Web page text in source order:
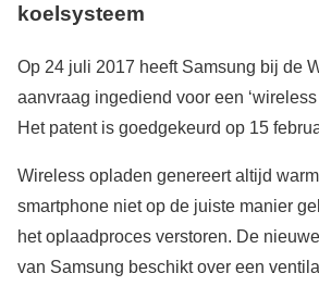
koelsysteem
Op 24 juli 2017 heeft Samsung bij de
aanvraag ingediend voor een
Het patent is goedgekeurd op 15
Wireless opladen genereert altijd
smartphone niet op de juiste manier
het oplaadproces verstoren. De
van Samsung beschikt over een